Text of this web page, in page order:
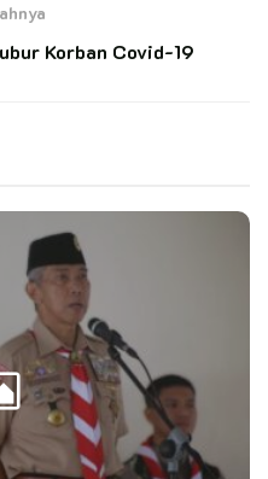
Pembukaan Jambore
Digelar di Buperta Cibubur
100 peserta yang terdiri
saka, Gugusdepan, dan 40
patuhi Protokol Kesehatan.
gapura terletak di jalan
dipilih sebagai titik
Java Green Scout
Korban Covid-19